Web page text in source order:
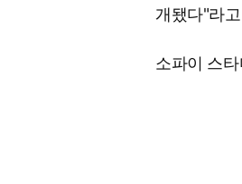
개됐다"라
소파이 스